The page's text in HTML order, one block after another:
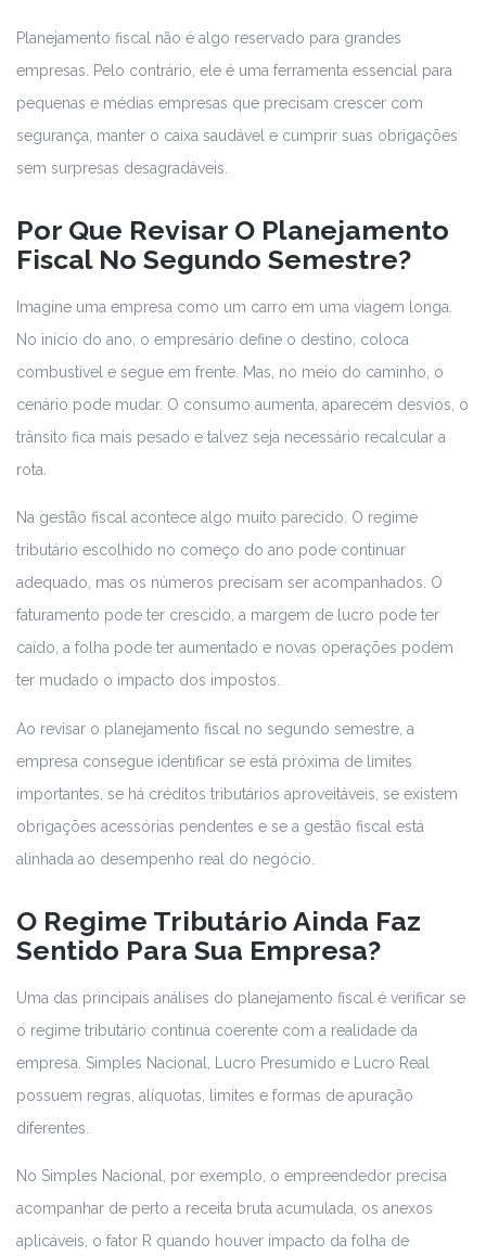
Planejamento fiscal não é algo reservado para grandes
empresas. Pelo contrário, ele é uma ferramenta essencial para
pequenas e médias empresas que precisam crescer com
segurança, manter o caixa saudável e cumprir suas obrigações
sem surpresas desagradáveis.
Por Que Revisar O Planejamento
Fiscal No Segundo Semestre?
Imagine uma empresa como um carro em uma viagem longa.
No início do ano, o empresário define o destino, coloca
combustível e segue em frente. Mas, no meio do caminho, o
cenário pode mudar. O consumo aumenta, aparecem desvios, o
trânsito fica mais pesado e talvez seja necessário recalcular a
rota.
Na gestão fiscal acontece algo muito parecido. O regime
tributário escolhido no começo do ano pode continuar
adequado, mas os números precisam ser acompanhados. O
faturamento pode ter crescido, a margem de lucro pode ter
caído, a folha pode ter aumentado e novas operações podem
ter mudado o impacto dos impostos.
Ao revisar o planejamento fiscal no segundo semestre, a
empresa consegue identificar se está próxima de limites
importantes, se há créditos tributários aproveitáveis, se existem
obrigações acessórias pendentes e se a gestão fiscal está
alinhada ao desempenho real do negócio.
O Regime Tributário Ainda Faz
Sentido Para Sua Empresa?
Uma das principais análises do planejamento fiscal é verificar se
o regime tributário continua coerente com a realidade da
empresa. Simples Nacional, Lucro Presumido e Lucro Real
possuem regras, alíquotas, limites e formas de apuração
diferentes.
No Simples Nacional, por exemplo, o empreendedor precisa
acompanhar de perto a receita bruta acumulada, os anexos
aplicáveis, o fator R quando houver impacto da folha de